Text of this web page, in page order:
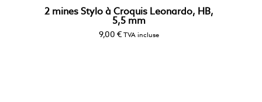
2 mines Stylo à Croquis Leonardo, HB,
5,5 mm
9,00 € TVA incluse